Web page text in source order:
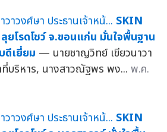
SKIN
ยโรดโชว์ จ.ขอนแก่น มั่นใจพื้นฐาน
ดีเยี่ยม — นายชาญวิทย์ เขียวนาวา
ที่บริหาร, นางสาวณัฐพร พง... พ.ค.
SKIN